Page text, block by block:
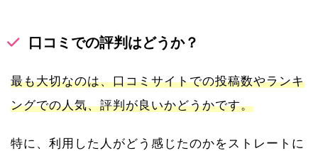
口コミでの評判はどうか？
最も大切なのは、口コミサイトでの投稿数やランキ
ングでの人気、評判が良いかどうかです。
特に、利用した人がどう感じたのかをストレートに